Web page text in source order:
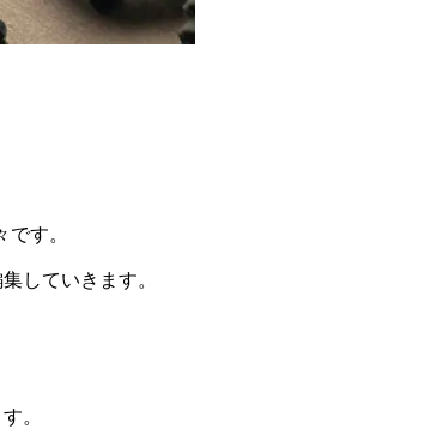
す。
していきます。
。